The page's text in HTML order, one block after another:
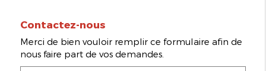
Contactez-nous
Merci de bien vouloir remplir ce formulaire afin de
nous faire part de vos demandes.